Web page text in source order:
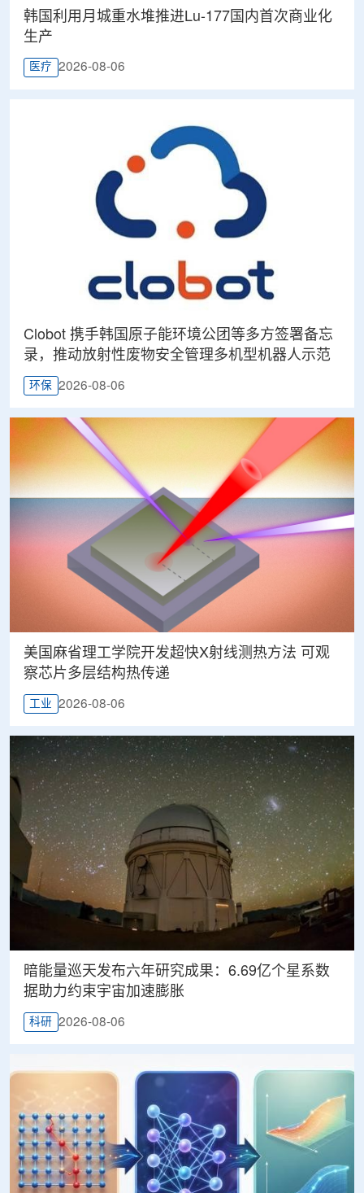
韩国利用月城重水堆推进Lu-177国内首次商业化
生产
医疗 2026-08-06
Clobot 携手韩国原子能环境公团等多方签署备忘
录，推动放射性废物安全管理多机型机器人示范
环保 2026-08-06
美国麻省理工学院开发超快X射线测热方法 可观
察芯片多层结构热传递
工业 2026-08-06
暗能量巡天发布六年研究成果：6.69亿个星系数
据助力约束宇宙加速膨胀
科研 2026-08-06